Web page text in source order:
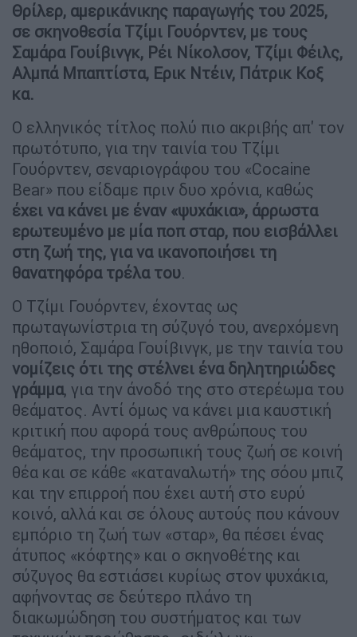
Θρίλερ, αμερικάνικης παραγωγής του 2025,
σε σκηνοθεσία Τζίμι Γουόρντεν, με τους
Σαμάρα Γουίβινγκ, Ρέι Νίκολσον, Τζίμι Φέιλς,
Αλμπά Μπαπτίστα, Ερικ Ντέιν, Πάτρικ Κοξ
κα.
Ο ελληνικός τίτλος πολύ πιο ακριβής απ' τον
πρωτότυπο, για την ταινία του Τζίμι
Γουόρντεν, σεναριογράφου του «Cocaine
Bear» που είδαμε πριν δυο χρόνια, καθώς
έχει να κάνει με έναν «ψυχάκια», άρρωστα
ερωτευμένο με μία ποπ σταρ, που εισβάλλει
στη ζωή της, για να ικανοποιήσει τη
θανατηφόρα τρέλα του.
Ο Τζίμι Γουόρντεν, έχοντας ως
πρωταγωνίστρια τη σύζυγό του, ανερχόμενη
ηθοποιό, Σαμάρα Γουίβινγκ, με την ταινία του
νομίζεις ότι της στέλνει ένα δηλητηριώδες
γράμμα, για την άνοδό της στο στερέωμα του
θεάματος. Αντί όμως να κάνει μια καυστική
κριτική που αφορά τους ανθρώπους του
θεάματος, την προσωπική τους ζωή σε κοινή
θέα και σε κάθε «καταναλωτή» της σόου μπιζ
και την επιρροή που έχει αυτή στο ευρύ
κοινό, αλλά και σε όλους αυτούς που κάνουν
εμπόριο τη ζωή των «σταρ», θα πέσει ένας
άτυπος «κόφτης» και ο σκηνοθέτης και
σύζυγος θα εστιάσει κυρίως στον ψυχάκια,
αφήνοντας σε δεύτερο πλάνο τη
διακωμώδηση του συστήματος και των